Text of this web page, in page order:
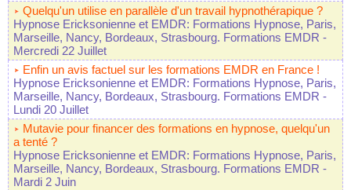
Quelqu'un utilise en parallèle d'un travail hypnothérapique ?
Hypnose Ericksonienne et EMDR: Formations Hypnose, Paris,
Marseille, Nancy, Bordeaux, Strasbourg. Formations EMDR -
Mercredi 22 Juillet
Enfin un avis factuel sur les formations EMDR en France !
Hypnose Ericksonienne et EMDR: Formations Hypnose, Paris,
Marseille, Nancy, Bordeaux, Strasbourg. Formations EMDR -
Lundi 20 Juillet
Mutavie pour financer des formations en hypnose, quelqu'un
a tenté ?
Hypnose Ericksonienne et EMDR: Formations Hypnose, Paris,
Marseille, Nancy, Bordeaux, Strasbourg. Formations EMDR -
Mardi 2 Juin